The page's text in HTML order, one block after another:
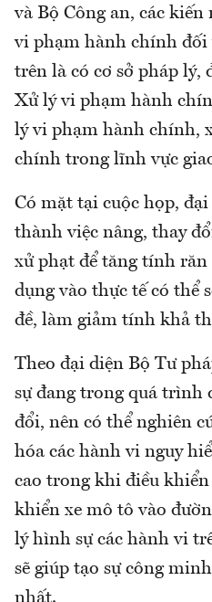
và Bộ Công an, các
vi phạm hành chính
trên là có cơ sở pháp lý,
Xử lý vi phạm hành
lý vi phạm hành chính,
chính trong lĩnh vực
Có mặt tại cuộc họp,
thành việc nâng, thay
xử phạt để tăng tính
dụng vào thực tế có thể
đề, làm giảm tính khả
Theo đại diện Bộ Tư
sự đang trong quá trình
đổi, nên có thể nghiên
hóa các hành vi nguy
cao trong khi điều
khiển xe mô tô vào
lý hình sự các hành vi
sẽ giúp tạo sự công
nhất.